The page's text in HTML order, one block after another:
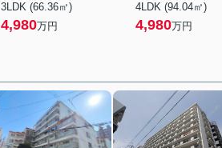
3LDK (66.36㎡)
4,980万円
4LDK (94.04㎡)
4,980万円